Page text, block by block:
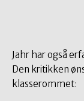
Jahr har også
Den kritikken
klasserommet: